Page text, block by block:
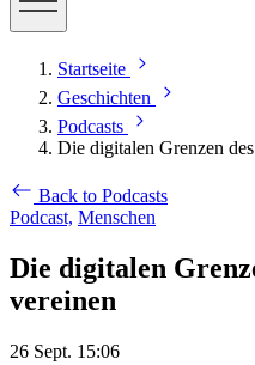
Startseite
Geschichten
Podcasts
Die digitalen Grenzen
Back to Podcasts
Podcast, Menschen
Die digitalen
vereinen
26 Sept. 15:06